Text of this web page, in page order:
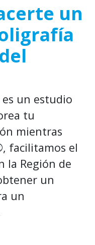
un
un estudio
tu
mientras
facilitamos el
la Región de
un
un